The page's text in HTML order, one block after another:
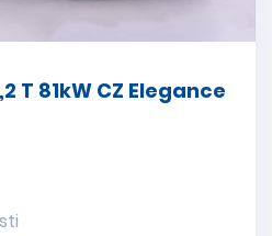
T 81kW CZ Elegance